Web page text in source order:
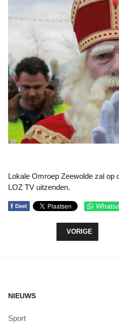
Lokale Omroep Zeewolde zal op
LOZ TV uitzenden.
f Deel
VORIG
VORIGE
NIEUWS
Sport